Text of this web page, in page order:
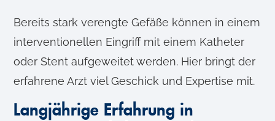
Bereits stark verengte Gefäße können in einem
interventionellen Eingriff mit einem Katheter
oder Stent aufgeweitet werden. Hier bringt der
erfahrene Arzt viel Geschick und Expertise mit.
Langjährige Erfahrung in